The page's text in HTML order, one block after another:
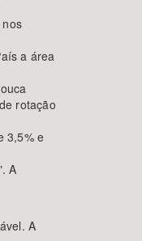
a área
rotação
3,5% e
A
A